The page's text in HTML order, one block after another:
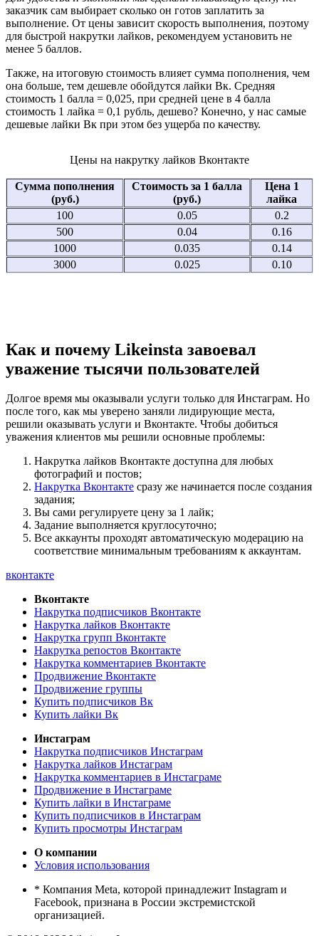
заказчик сам выбирает сколько он готов заплатить за
выполнение. От цены зависит скорость выполнения, поэтому
для быстрой накрутки лайков, рекомендуем установить не
менее 5 баллов.
Также, на итоговую стоимость влияет сумма пополнения, чем
она больше, тем дешевле обойдутся лайки Вк. Средняя
стоимость 1 балла = 0,025, при средней цене в 4 балла
стоимость 1 лайка = 0,1 рубль, дешево? Конечно, у нас самые
дешевые лайки Вк при этом без ущерба по качеству.
Цены на накрутку лайков Вконтакте
Сумма пополнения
(руб.)
Стоимость за 1 балла
(руб.)
Цена 1
лайка
100
0.05
0.2
500
0.04
0.16
1000
0.035
0.14
3000
0.025 0.10
Как и почему Likeinsta завоевал
уважение тысячи пользователей
Долгое время мы оказывали услуги только для Инстаграм. Но
после того, как мы уверено заняли лидирующие места,
решили оказывать услуги и Вконтакте. Чтобы добиться
уважения клиентов мы решили основные проблемы:
Накрутка лайков Вконтакте доступна для любых
фотографий и постов;
Накрутка Вконтакте сразу же начинается после создания
задания;
Вы сами регулируете цену за 1 лайк;
Задание выполняется круглосуточно;
Все аккаунты проходят автоматическую модерацию на
соответствие минимальным требованиям к аккаунтам.
вконтакте
Вконтакте
Накрутка подписчиков Вконтакте
Накрутка лайков Вконтакте
Накрутка групп Вконтакте
Накрутка репостов Вконтакте
Накрутка комментариев Вконтакте
Продвижение Вконтакте
Продвижение группы
Купить подписчиков Вк
Купить лайки Вк
Инстаграм
Накрутка подписчиков Инстаграм
Накрутка лайков Инстаграм
Накрутка комментариев в Инстаграме
Продвижение в Инстаграме
Купить лайки в Инстаграме
Купить подписчиков в Инстаграм
Купить просмотры Инстаграм
О компании
Условия использования
* Компания Meta, которой принадлежит Instagram и
Facebook, признана в России экстремистской
организацией.